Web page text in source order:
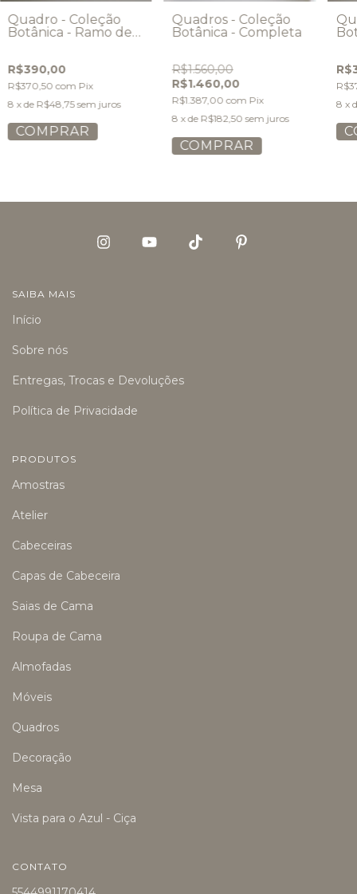
Quadro - Coleção
Botânica - Ramo de
R$390,00
R$370,50com Pix
8 x de R$48,75 sem juros
Quadros - Coleção
Botânica - Completa
R$1.560,00
R$1.460,00
R$1.387,00com Pix
8 x de R$182,50 sem juros
8 x
SAIBA MAIS
Início
Sobre nós
Entregas, Trocas e Devoluções
Política de Privacidade
PRODUTOS
Amostras
Atelier
Cabeceiras
Capas de Cabeceira
Saias de Cama
Roupa de Cama
Almofadas
Móveis
Quadros
Decoração
Mesa
Vista para o Azul - Ciça
CONTATO